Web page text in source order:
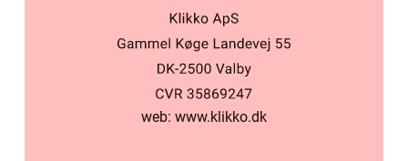
web: www.klikko.dk